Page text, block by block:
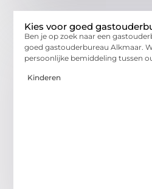
Kies voor goed
Ben je op zoek naar een
goed gastouderbureau Alkmaar.
persoonlijke bemiddeling tussen
Kinderen